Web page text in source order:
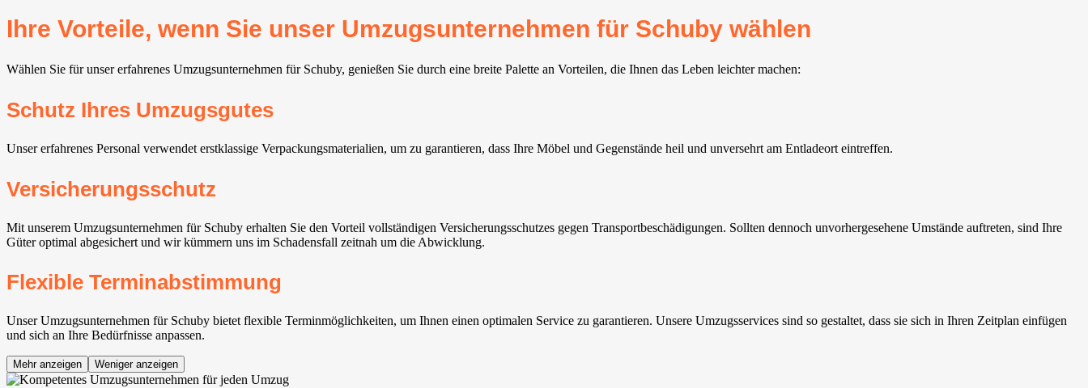
Ihre Vorteile, wenn Sie unser Umzugsunternehmen für Schuby wählen
Wählen Sie für unser erfahrenes Umzugsunternehmen für Schuby, genießen Sie durch eine breite Palette an Vorteilen, die Ihnen das Leben leichter machen:
Schutz Ihres Umzugsgutes
Unser erfahrenes Personal verwendet erstklassige Verpackungsmaterialien, um zu garantieren, dass Ihre Möbel und Gegenstände heil und unversehrt am Entladeort eintreffen.
Versicherungsschutz
Mit unserem Umzugsunternehmen für Schuby erhalten Sie den Vorteil vollständigen Versicherungsschutzes gegen Transportbeschädigungen. Sollten dennoch unvorhergesehene Umstände auftreten, sind Ihre
Güter optimal abgesichert und wir kümmern uns im Schadensfall zeitnah um die Abwicklung.
Flexible Terminabstimmung
Unser Umzugsunternehmen für Schuby bietet flexible Terminmöglichkeiten, um Ihnen einen optimalen Service zu garantieren. Unsere Umzugsservices sind so gestaltet, dass sie sich in Ihren Zeitplan einfügen
und sich an Ihre Bedürfnisse anpassen.
Mehr anzeigen Weniger anzeigen